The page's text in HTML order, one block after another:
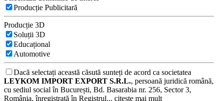
Producție Publicitară
Producție 3D
Soluții 3D
Educațional
Automotive
Dacă selectați această căsută sunteți de acord ca societatea
LEYKOM IMPORT EXPORT S.R.L., persoană juridică română,
cu sediul social în București, Bd. Basarabia nr. 256, Sector 3,
România, înregistrată în Registrul... citește mai mult